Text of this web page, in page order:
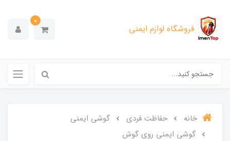
فروشگاه لوازم ایمنی
0
خانه حفاظت فردی
گوشی ایمنی
گوشی ایمنی روی گوش